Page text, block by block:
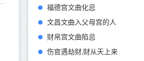
福德宫文曲化忌
文昌文曲入父母宫的人
财帛宫文曲陷忌
伤官遇劫财,财从天上来